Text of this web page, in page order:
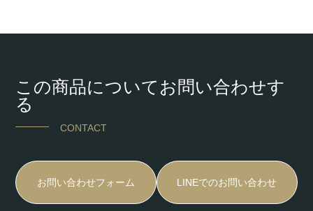
この商品についてお問い合わせす
る
CONTACT
お問い合わせフォーム LINEでのお問い合わせ